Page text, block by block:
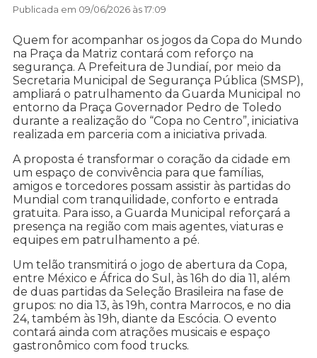
Publicada em 09/06/2026 às 17:09
Quem for acompanhar os jogos da Copa do Mundo
na Praça da Matriz contará com reforço na
segurança. A Prefeitura de Jundiaí, por meio da
Secretaria Municipal de Segurança Pública (SMSP),
ampliará o patrulhamento da Guarda Municipal no
entorno da Praça Governador Pedro de Toledo
durante a realização do “Copa no Centro”, iniciativa
realizada em parceria com a iniciativa privada.
A proposta é transformar o coração da cidade em
um espaço de convivência para que famílias,
amigos e torcedores possam assistir às partidas do
Mundial com tranquilidade, conforto e entrada
gratuita. Para isso, a Guarda Municipal reforçará a
presença na região com mais agentes, viaturas e
equipes em patrulhamento a pé.
Um telão transmitirá o jogo de abertura da Copa,
entre México e África do Sul, às 16h do dia 11, além
de duas partidas da Seleção Brasileira na fase de
grupos: no dia 13, às 19h, contra Marrocos, e no dia
24, também às 19h, diante da Escócia. O evento
contará ainda com atrações musicais e espaço
gastronômico com food trucks.